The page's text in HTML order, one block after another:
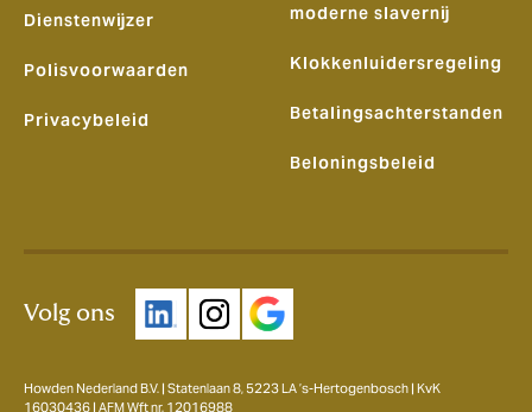
Dienstenwijzer
Polisvoorwaarden
Privacybeleid
moderne slavernij
Klokkenluidersregeling
Betalingsachterstanden
Beloningsbeleid
Volg ons
Howden Nederland B.V. | Statenlaan 8, 5223 LA ’s-Hertogenbosch | KvK
16030436 | AFM Wft nr. 12016988